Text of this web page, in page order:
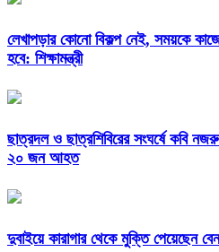
লেখাপড়ার কোনো বিকল্প নেই, সময়কে
হবে: শিক্ষামন্ত্রী
ছাত্রদল ও ছাত্রশিবিরের সংঘর্ষে কবি
২০ জন আহত
দুবাইয়ে কারাগার থেকে মুক্তি পেয়েছেন